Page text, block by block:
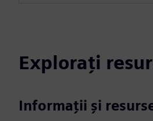
Explorați
Informații și